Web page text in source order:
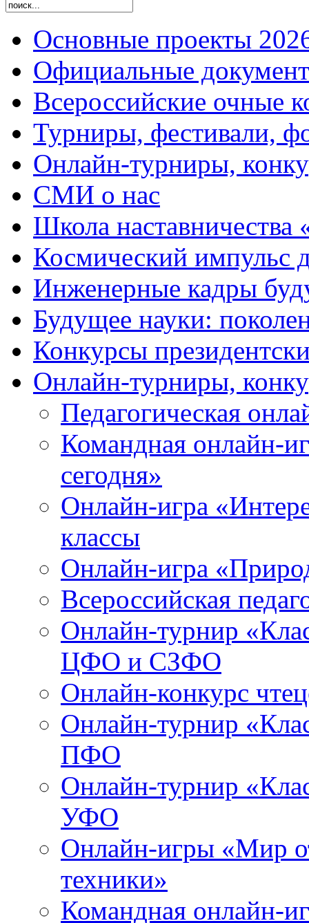
Основные проекты
Официальные
Всероссийские очные
Турниры, фестивали,
Онлайн-турниры,
СМИ о нас
Школа
Космический импульс
Инженерные кадры
Будущее науки:
Конкурсы
Онлайн-турниры,
Педагогическая
Командная онлайн-
сегодня»
Онлайн-игра
классы
Онлайн-игра
Всероссийская
Онлайн-турнир
ЦФО и СЗФО
Онлайн-конкурс
Онлайн-турнир
ПФО
Онлайн-турнир
УФО
Онлайн-игры «Мир
техники»
Командная онлайн-